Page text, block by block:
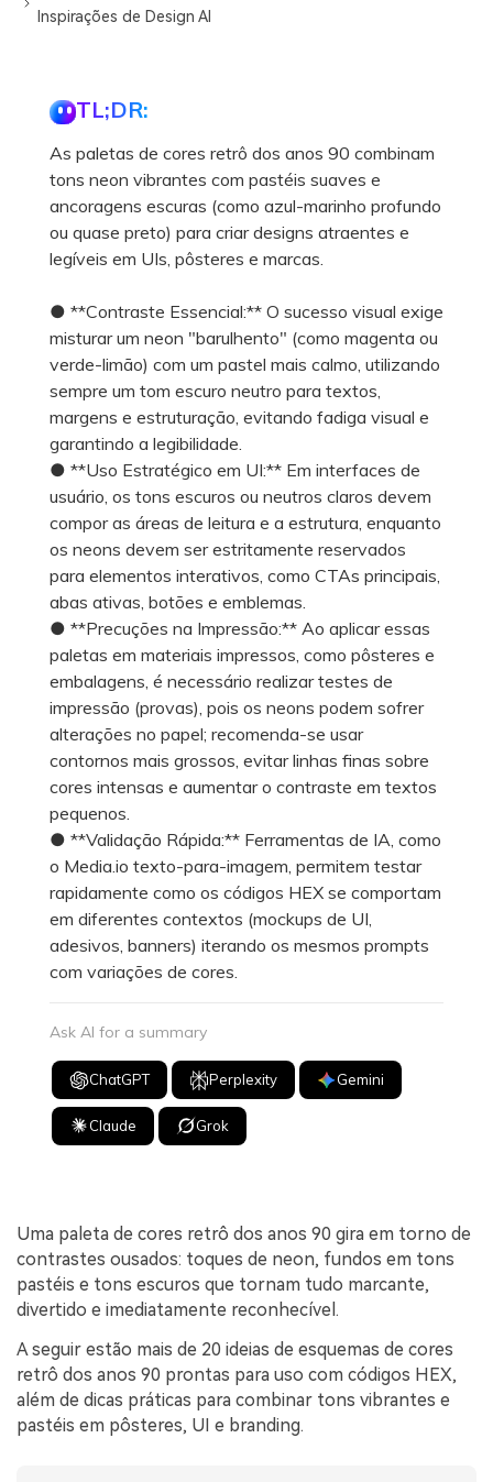
Inspirações de Design AI
TL;DR:
As paletas de cores retrô dos anos 90 combinam
tons neon vibrantes com pastéis suaves e
ancoragens escuras (como azul-marinho profundo
ou quase preto) para criar designs atraentes e
legíveis em UIs, pôsteres e marcas.
● **Contraste Essencial:** O sucesso visual exige
misturar um neon "barulhento" (como magenta ou
verde-limão) com um pastel mais calmo, utilizando
sempre um tom escuro neutro para textos,
margens e estruturação, evitando fadiga visual e
garantindo a legibilidade.
● **Uso Estratégico em UI:** Em interfaces de
usuário, os tons escuros ou neutros claros devem
compor as áreas de leitura e a estrutura, enquanto
os neons devem ser estritamente reservados
para elementos interativos, como CTAs principais,
abas ativas, botões e emblemas.
● **Precuções na Impressão:** Ao aplicar essas
paletas em materiais impressos, como pôsteres e
embalagens, é necessário realizar testes de
impressão (provas), pois os neons podem sofrer
alterações no papel; recomenda-se usar
contornos mais grossos, evitar linhas finas sobre
cores intensas e aumentar o contraste em textos
pequenos.
● **Validação Rápida:** Ferramentas de IA, como
o Media.io texto-para-imagem, permitem testar
rapidamente como os códigos HEX se comportam
em diferentes contextos (mockups de UI,
adesivos, banners) iterando os mesmos prompts
com variações de cores.
Ask AI for a summary
ChatGPT Perplexity Gemini
Claude Grok
Uma paleta de cores retrô dos anos 90 gira em torno de
contrastes ousados: toques de neon, fundos em tons
pastéis e tons escuros que tornam tudo marcante,
divertido e imediatamente reconhecível.
A seguir estão mais de 20 ideias de esquemas de cores
retrô dos anos 90 prontas para uso com códigos HEX,
além de dicas práticas para combinar tons vibrantes e
pastéis em pôsteres, UI e branding.